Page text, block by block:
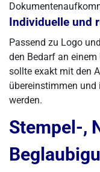
Individuelle und
Passend zu Logo
den Bedarf an
sollte exakt mit den
übereinstimmen und
werden.
Stempel-,